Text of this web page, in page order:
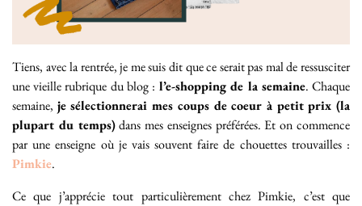
Tiens, avec la rentrée, je me suis dit que ce serait pas mal de ressusciter
une vieille rubrique du blog : l’e-shopping de la semaine. Chaque
semaine, je sélectionnerai mes coups de coeur à petit prix (la
plupart du temps)dans mes enseignes préférées. Et on commence
par une enseigne où je vais souvent faire de chouettes trouvailles :
Pimkie.
Ce que j’apprécie tout particulièrement chez Pimkie, c’est que